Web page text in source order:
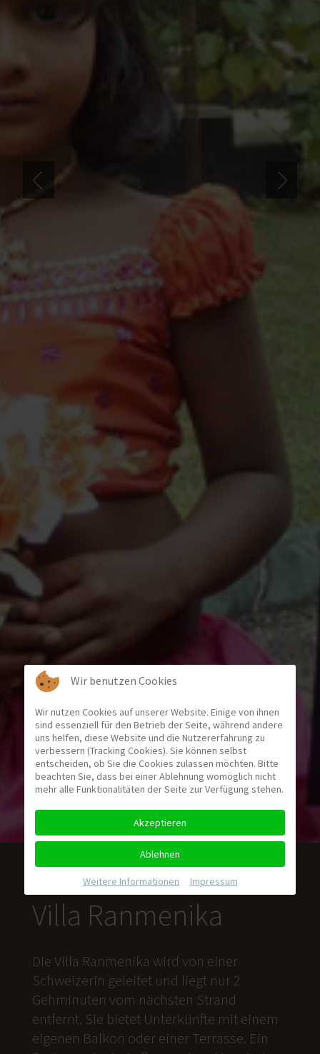
Villa Ranmenika
Die Villa Ranmenika wird von einer
Schweizerin geleitet und liegt nur 2
Gehminuten vom nächsten Strand
entfernt. Sie bietet Unterkünfte mit einem
eigenen Balkon oder einer Terrasse. Ein
Wir benutzen Cookies
Wir nutzen Cookies auf unserer Website. Einige von ihnen
sind essenziell für den Betrieb der Seite, während andere
uns helfen, diese Website und die Nutzererfahrung zu
verbessern (Tracking Cookies). Sie können selbst
entscheiden, ob Sie die Cookies zulassen möchten. Bitte
beachten Sie, dass bei einer Ablehnung womöglich nicht
mehr alle Funktionalitäten der Seite zur Verfügung stehen.
Akzeptieren
Ablehnen
Weitere Informationen Impressum